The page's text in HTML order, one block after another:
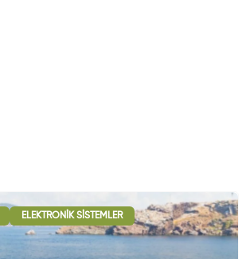
ELEKTRONIK SISTEMLER